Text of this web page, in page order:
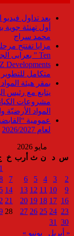
بعد تداول
أول تهنئة
محمد سراج
Ten ” بعرابى الجديدة بمدينة العبور
متكامل
بمقر هيئة
يتابع مع رئيس
مشروعات
المواد الأرضيّة
عمومية
لعام 2026/2027
مايو 2026
س د ن ث أرب خ
1
2
3
4
5
6
7
9
10
11
12
13
14
16
17
18
19
20
21
23
24
25
26
27
28
30
31
« أبريل
يونيو »